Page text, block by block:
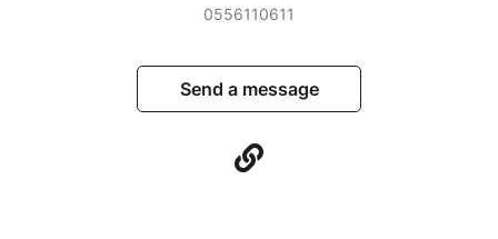
0556110611
Send a message